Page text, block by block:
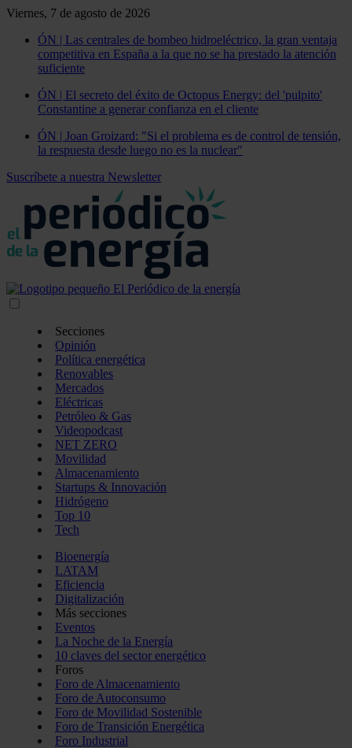
Viernes, 7 de agosto de 2026
ÓN | Las centrales de bombeo hidroeléctrico, la gran ventaja
competitiva en España a la que no se ha prestado la atención
suficiente
ÓN | El secreto del éxito de Octopus Energy: del 'pulpito'
Constantine a generar confianza en el cliente
ÓN | Joan Groizard: "Si el problema es de control de tensión,
la respuesta desde luego no es la nuclear"
Suscríbete a nuestra Newsletter
Secciones
Opinión
Política energética
Renovables
Mercados
Eléctricas
Petróleo & Gas
Videopodcast
NET ZERO
Movilidad
Almacenamiento
Startups & Innovación
Hidrógeno
Top 10
Tech
Bioenergía
LATAM
Eficiencia
Digitalización
Más secciones
Eventos
La Noche de la Energía
10 claves del sector energético
Foros
Foro de Almacenamiento
Foro de Autoconsumo
Foro de Movilidad Sostenible
Foro de Transición Energética
Foro Industrial